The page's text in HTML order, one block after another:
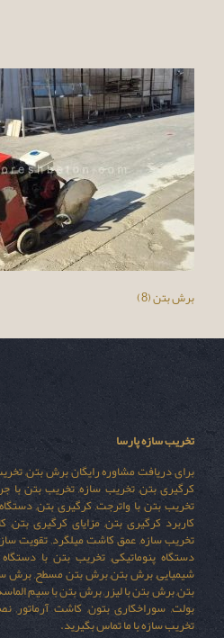
برش بتن (8)
تخریب سازه پارسا
برای دریافت مشاوره رایگان برش بتن,
کرگیری بتن, تخریب سازه, تخریب بتن با
تخریب بتن با واترجت, کرگیری بتن,
کاربرد کرگیری بتن, مزایای کرگیری
تخریب سازه, عمق کاشت میلگرد, تقویت
دستگاه پنوماتیکی, تخریب بتن با
شیمیایی, برش بتن, برش بتن مسطح, برش
بتن, برش بتن با لیزر, برش بتن با سیم
بولت, سوراخکاری بتون, کاشت آرماتور,
تخریب سازه با ما تماس بگیرید.